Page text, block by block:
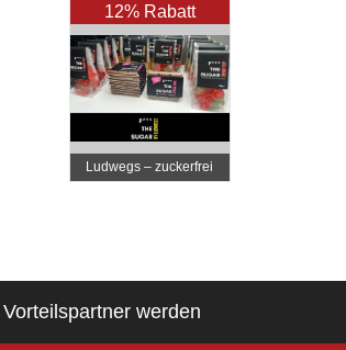
12% Rabatt
Ludwegs – zuckerfrei
leben
Vorteilspartner werden